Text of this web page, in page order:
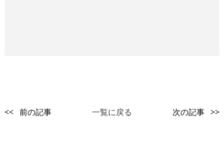
<< 前の記事 一覧に戻る 次の記事 >>